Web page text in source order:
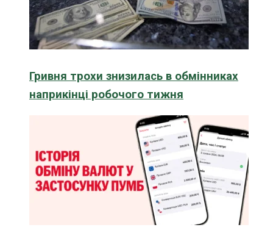
Гривня трохи знизилась в обмінниках
наприкінці робочого тижня